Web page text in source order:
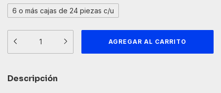
6 o más cajas de 24 piezas c/u
Descripción